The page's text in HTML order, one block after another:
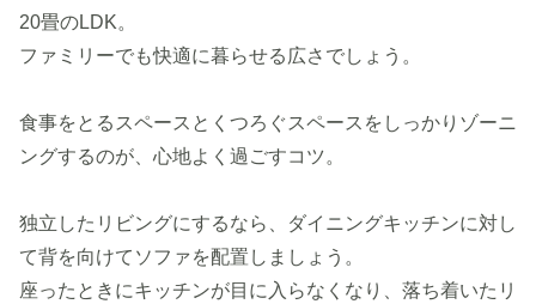
20畳のLDK。
ファミリーでも快適に暮らせる広さでしょう。
食事をとるスペースとくつろぐスペースをしっかりゾーニ
ングするのが、心地よく過ごすコツ。
独立したリビングにするなら、ダイニングキッチンに対し
て背を向けてソファを配置しましょう。
座ったときにキッチンが目に入らなくなり、落ち着いたリ